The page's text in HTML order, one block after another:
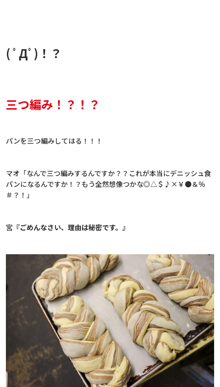
( ﾟДﾟ)！？
三つ編み！？！？
パンを三つ編みしてはる！！！
マオ「なんで三つ編みするんですか？？これが本当にデニッシュ食
パンになるんですか！？もう全然想像つかな◎△＄♪×￥●＆％
＃？！」
宮 『ごめんなさい、理由は秘密です。 』